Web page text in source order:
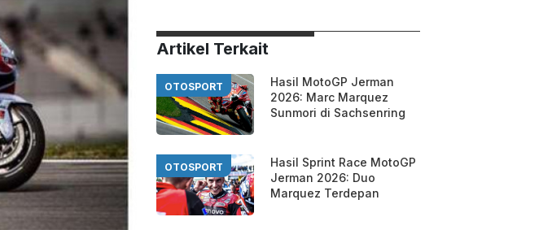
Artikel Terkait
OTOSPORT
Hasil MotoGP Jerman
2026: Marc Marquez
Sunmori di Sachsenring
OTOSPORT
Hasil Sprint Race MotoGP
Jerman 2026: Duo
Marquez Terdepan